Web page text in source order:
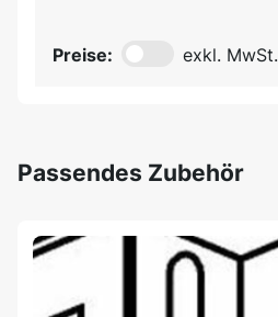
Preise: exkl. MwSt.
Passendes Zubehör